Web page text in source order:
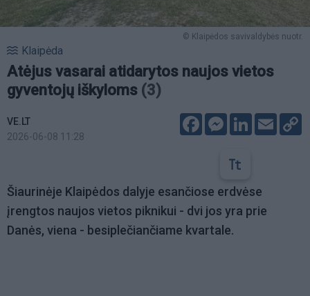
© Klaipėdos savivaldybės nuotr.
Klaipėda
Atėjus vasarai atidarytos naujos vietos
gyventojų iškyloms (3)
VE.LT
2026-06-08 11:28
FacebookMessenger
LinkedIn
Email
Šiaurinėje Klaipėdos dalyje esančiose erdvėse
įrengtos naujos vietos piknikui - dvi jos yra prie
Danės, viena - besiplečiančiame kvartale.